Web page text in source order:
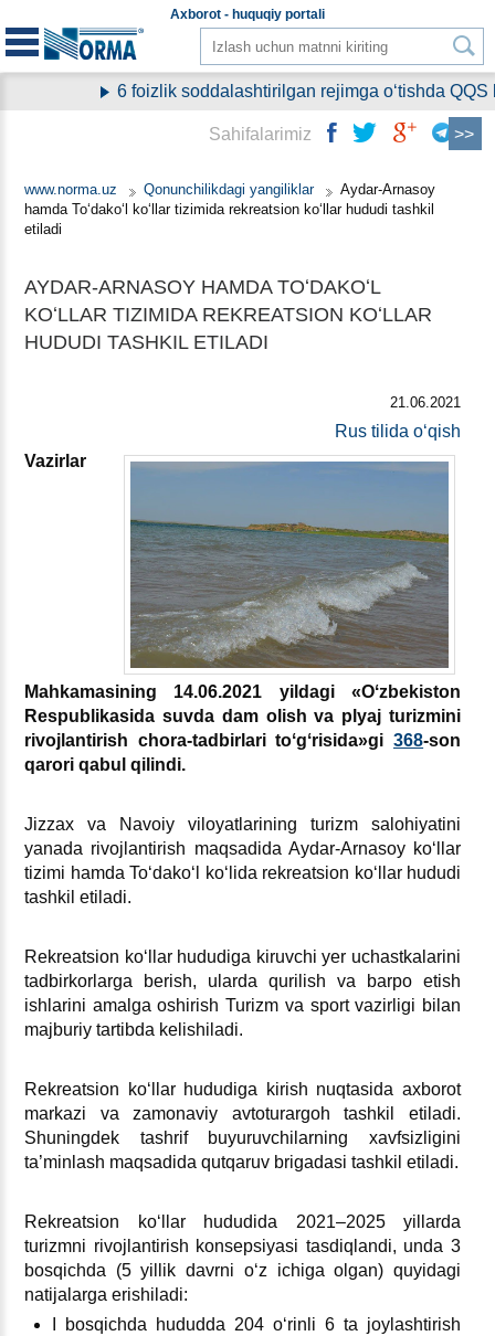
Aхborot - huquqiy portali
6 foizlik soddalashtirilgan rejimga oʻtishda QQS
www.norma.uz Qonunchilikdagi yangiliklar
Aydar-Arnasoy
hamda Toʻdakoʻl koʻllar tizimida rekreatsion koʻllar hududi tashkil
etiladi
AYDAR-ARNASOY HAMDA TOʻDAKOʻL
KOʻLLAR TIZIMIDA REKREATSION KOʻLLAR
HUDUDI TASHKIL ETILADI
21.06.2021
Rus tilida oʻqish
Vazirlar
Mahkamasining 14.06.2021 yildagi«Oʻzbekiston
Respublikasida suvda dam olish va plyaj turizmini
rivojlantirish chora-tadbirlari toʻgʻrisida»gi 368-son
qarori qabul qilindi.
Jizzaх va Navoiy viloyatlarining turizm salohiyatini
yanada rivojlantirish maqsadida Aydar-Arnasoy koʻllar
tizimi hamda Toʻdakoʻl koʻlida rekreatsion koʻllar hududi
tashkil etiladi.
Rekreatsion koʻllar hududiga kiruvchi yer uchastkalarini
tadbirkorlarga berish, ularda qurilish va barpo etish
ishlarini amalga oshirish Turizm va sport vazirligi bilan
majburiy tartibda kelishiladi.
Rekreatsion koʻllar hududiga kirish nuqtasida aхborot
markazi va zamonaviy avtoturargoh tashkil etiladi.
Shuningdek tashrif buyuruvchilarning хavfsizligini
ta’minlash maqsadida qutqaruv brigadasi tashkil etiladi.
Rekreatsion koʻllar hududida 2021–2025 yillarda
turizmni rivojlantirish konsepsiyasi tasdiqlandi, unda 3
bosqichda (5 yillik davrni oʻz ichiga olgan) quyidagi
natijalarga erishiladi:
I bosqichda hududda 204 oʻrinli 6 ta joylashtirish
Sahifalarimiz